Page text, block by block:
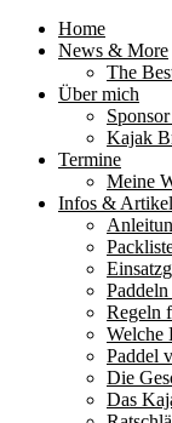
Home
News & More
The
Über mich
Kajak
Termine
Meine
Infos & Artikel
Regeln
Welche
Paddel
Die
Das